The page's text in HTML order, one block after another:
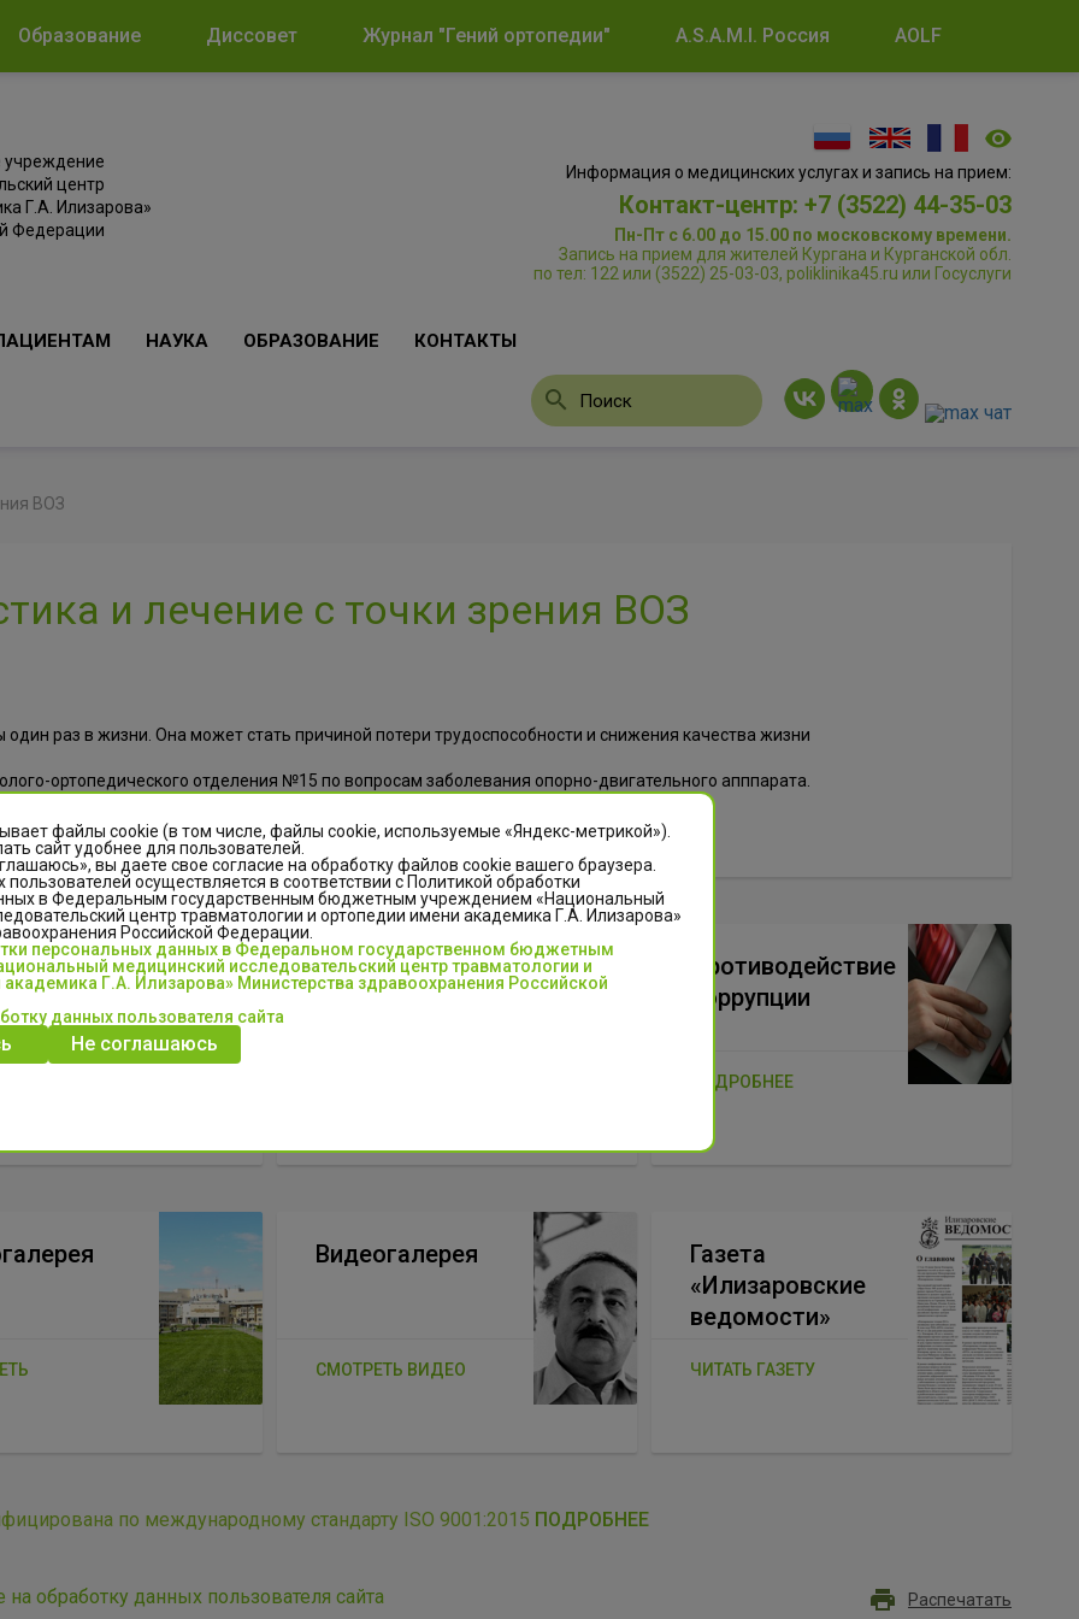
Образование Диссовет Журнал "Гений ортопедии" A.S.A.M.I. Россия AOLF
учреждение
центр
Г.А. Илизарова»
Федерации
Информация о медицинских услугах и запись на прием:
Контакт-центр: +7 (3522) 44-35-03
Пн-Пт с 6.00 до 15.00 по московскому времени.
Запись на прием для жителей Кургана и Курганской обл.
по тел: 122 или (3522) 25-03-03, poliklinika45.ru или Госуслуги
НАУКА ОБРАЗОВАНИЕ КОНТАКТЫ
ВОЗ
и лечение с точки зрения ВОЗ
раз в жизни. Она может стать причиной потери трудоспособности и снижения качества жизни
ортопедического отделения №15 по вопросам заболевания опорно-двигательного апппарата.
Люди с
безграничными
Противодействие
коррупции
ПОДРОБНЕЕ
Видеогалерея
СМОТРЕТЬ ВИДЕО
Газета
«Илизаровские
ведомости»
ЧИТАТЬ ГАЗЕТУ
по международному стандарту ISO 9001:2015 ПОДРОБНЕЕ
на обработку данных пользователя сайта Распечатать
файлы cookie (в том числе, файлы cookie, используемые «Яндекс-метрикой»).
сайт удобнее для пользователей.
вы даете свое согласие на обработку файлов cookie вашего браузера.
осуществляется в соответствии с Политикой обработки
в Федеральным государственным бюджетным учреждением «Национальный
центр травматологии и ортопедии имени академика Г.А. Илизарова»
Российской Федерации.
персональных данных в Федеральном государственном бюджетным
медицинский исследовательский центр травматологии и
Г.А. Илизарова» Министерства здравоохранения Российской
данных пользователя сайта
Не соглашаюсь